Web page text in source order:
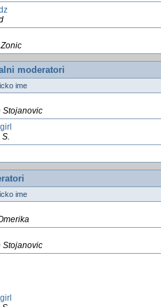
moderatori
ime
Stojanovic
ime
Stojanovic